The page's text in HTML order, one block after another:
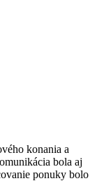
konania a
bola aj
ponuky bolo